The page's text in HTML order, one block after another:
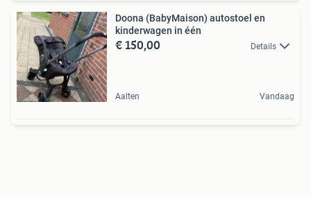
Doona (BabyMaison) autostoel en
kinderwagen in één
€ 150,00 Details
Aalten Vandaag